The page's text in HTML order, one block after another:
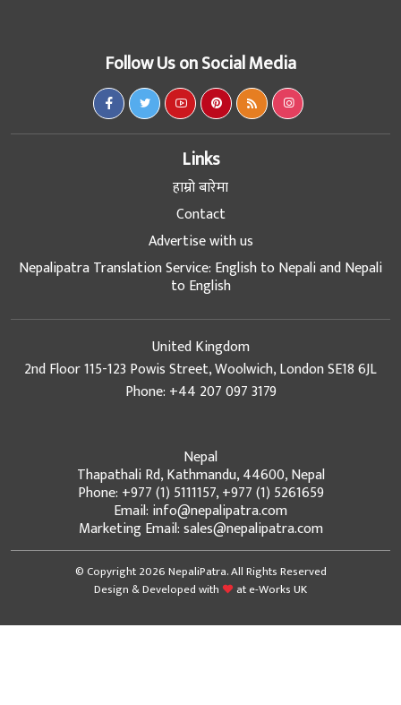
Follow Us on Social Media
Links
हाम्रो बारेमा
Contact
Advertise with us
Nepalipatra Translation Service: English to Nepali and Nepali
to English
United Kingdom
2nd Floor 115-123 Powis Street, Woolwich, London SE18 6JL
Phone: +44 207 097 3179
Nepal
Thapathali Rd, Kathmandu, 44600, Nepal
Phone: +977 (1) 5111157, +977 (1) 5261659
Email: info@nepalipatra.com
Marketing Email: sales@nepalipatra.com
© Copyright 2026 NepaliPatra. All Rights Reserved
Design & Developed with
ate-Works UK